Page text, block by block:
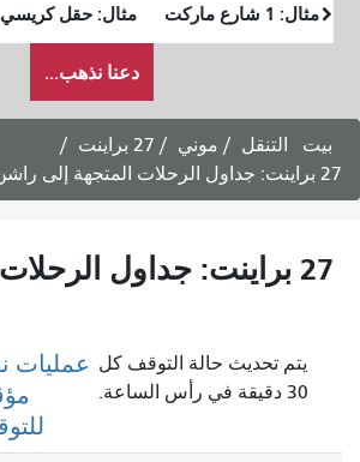
النهاية
في
السفر
الرحلات المتجهة إلى
عمليات نقل
مؤقتة